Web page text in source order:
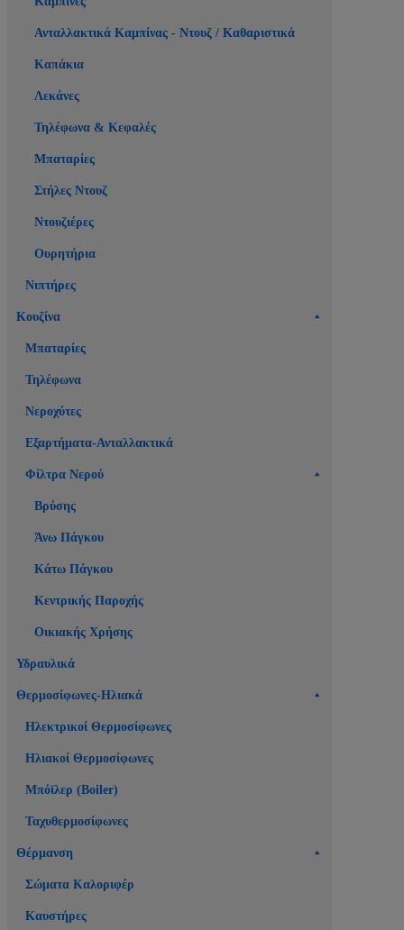
Ανταλλακτικά Καμπίνας - Ντουζ / Καθαριστικά
Καπάκια
Λεκάνες
Τηλέφωνα & Κεφαλές
Μπαταρίες
Στήλες Ντουζ
Ντουζιέρες
Ουρητήρια
Νιπτήρες
Κουζίνα
Μπαταρίες
Τηλέφωνα
Νεροχύτες
Εξαρτήματα-Ανταλλακτικά
Φίλτρα Νερού
Βρύσης
Άνω Πάγκου
Κάτω Πάγκου
Κεντρικής Παροχής
Οικιακής Χρήσης
Υδραυλικά
Θερμοσίφωνες-Ηλιακά
Ηλεκτρικοί Θερμοσίφωνες
Ηλιακοί Θερμοσίφωνες
Μπόϊλερ (Boiler)
Ταχυθερμοσίφωνες
Θέρμανση
Σώματα Καλοριφέρ
Καυστήρες